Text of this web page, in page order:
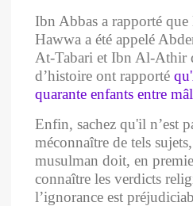
Ibn Abbas a rapporté
Hawwaa été appelé
At-Tabari et Ibn Al-Athir
d’histoire ont rapporté
quarante enfants entre
Enfin, sachez qu'il n’est
méconnaître de tels
musulman doit, en
connaître les verdicts
l’ignorance est